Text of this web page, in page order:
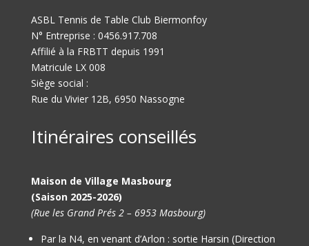
ASBL Tennis de Table Club Biermonfoy
N° Entreprise : 0456.917.708
Affilié à la FRBTT depuis 1991
Matricule LX 008
Siège social :
Rue du Vivier 12B, 6950 Nassogne
Itinéraires conseillés
Maison de Village Masbourg
(Saison 2025-2026)
(Rue les Grand Prés 2 – 6953 Masbourg)
Par la N4, en venant d’Arlon : sortie Harsin (Direction